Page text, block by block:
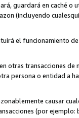
guardará en caché
(incluyendo
el funcionamiento
otras transacciones
persona o entidad a
causar
(por